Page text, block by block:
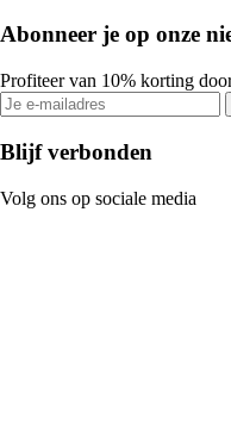
Abonneer je op onze
Profiteer van 10% korting
Blijf verbonden
Volg ons op sociale media